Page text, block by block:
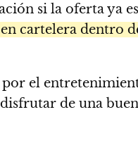
si la oferta ya
cartelera dentro
por el
de una